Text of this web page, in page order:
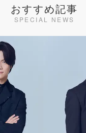
おすすめ記事
SPECIAL NEWS